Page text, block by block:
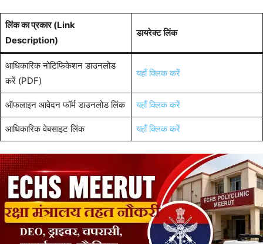
लिंक का प्रकार (Link
Description)
डायरेक्ट लिंक
आधिकारिक नोटिफिकेशन डाउनलोड
करें (PDF)
यहाँ क्लिक करें
ऑफलाइन आवेदन फॉर्म डाउनलोड लिंक यहाँ क्लिक करें
आधिकारिक वेबसाइट लिंक यहाँ क्लिक करें